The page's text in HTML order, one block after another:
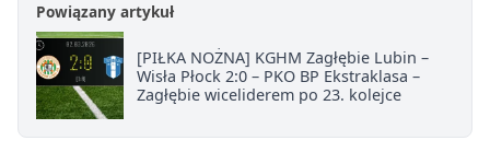
Powiązany artykuł
[PIŁKA NOŻNA] KGHM Zagłębie Lubin –
Wisła Płock 2:0 – PKO BP Ekstraklasa –
Zagłębie wiceliderem po 23. kolejce